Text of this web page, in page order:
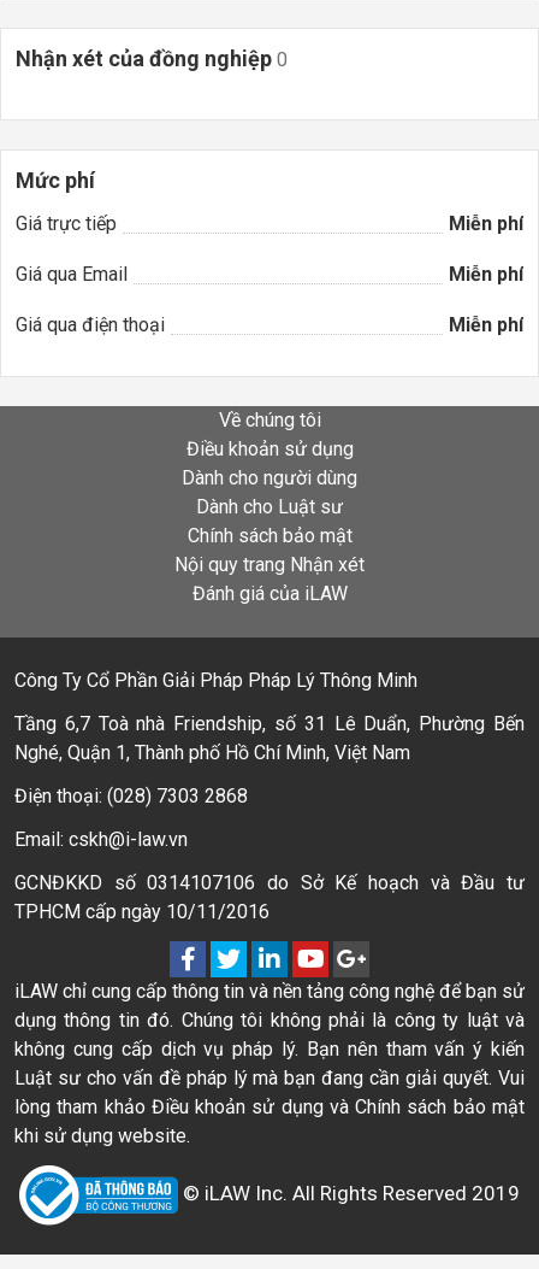
Nhận xét của đồng nghiệp 0
Mức phí
Giá trực tiếp Miễn phí
Giá qua Email Miễn phí
Giá qua điện thoại Miễn phí
Về chúng tôi
Điều khoản sử dụng
Dành cho người dùng
Dành cho Luật sư
Chính sách bảo mật
Nội quy trang Nhận xét
Đánh giá của iLAW
Công Ty Cổ Phần Giải Pháp Pháp Lý Thông Minh
Tầng 6,7 Toà nhà Friendship, số 31 Lê Duẩn, Phường Bến
Nghé, Quận 1, Thành phố Hồ Chí Minh, Việt Nam
Điện thoại: (028) 7303 2868
Email: cskh@i-law.vn
GCNĐKKD số 0314107106 do Sở Kế hoạch và Đầu tư
TPHCM cấp ngày 10/11/2016
iLAW chỉ cung cấp thông tin và nền tảng công nghệ để bạn sử
dụng thông tin đó. Chúng tôi không phải là công ty luật và
không cung cấp dịch vụ pháp lý. Bạn nên tham vấn ý kiến
Luật sư cho vấn đề pháp lý mà bạn đang cần giải quyết. Vui
lòng tham khảo Điều khoản sử dụng và Chính sách bảo mật
khi sử dụng website.
© iLAW Inc. All Rights Reserved 2019